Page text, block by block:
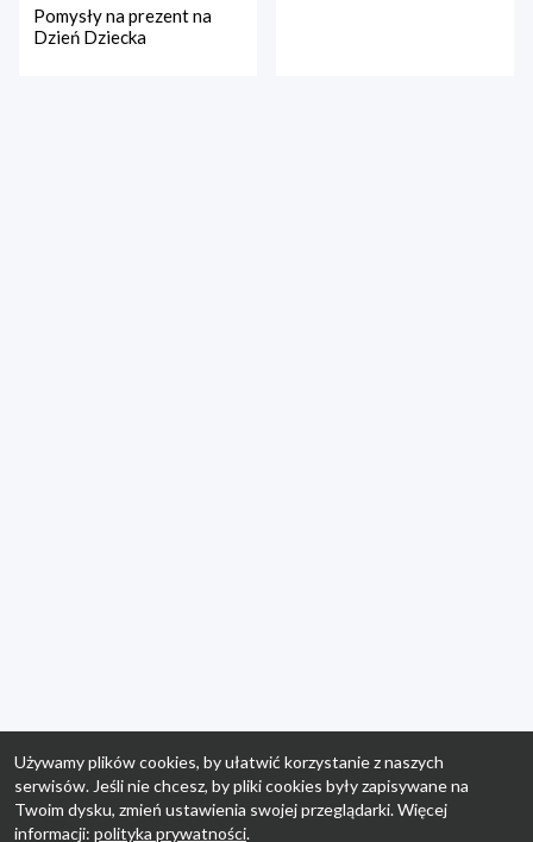
Pomysły na prezent na
Dzień Dziecka
Używamy plików cookies, by ułatwić korzystanie z naszych
serwisów. Jeśli nie chcesz, by pliki cookies były zapisywane na
Twoim dysku, zmień ustawienia swojej przeglądarki. Więcej
informacji: polityka prywatności.